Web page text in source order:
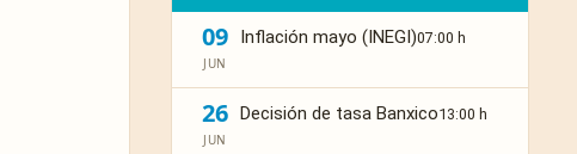
09
JUN
Inflación mayo (INEGI)07:00 h
26
JUN
Decisión de tasa Banxico13:00 h